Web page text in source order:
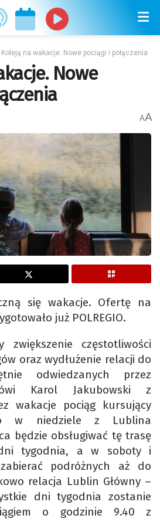
Koleją na wakacje. Nowe pociągi i połączenia
Nowe
AA
się wakacje. Ofertę na
już POLREGIO.
zwiększenie częstotliwości
oraz wydłużenie relacji do
odwiedzanych przez
Karol Jakubowski z
wakacje pociąg kursujący
w niedziele z Lublina
będzie obsługiwać tę trasę
tygodnia, a w soboty i
podróżnych aż do
relacja Lublin Główny –
dni tygodnia zostanie
o godzinie 9.40 z